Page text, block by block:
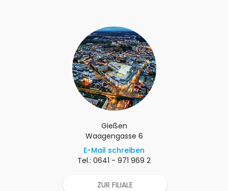
Gießen
Waagengasse 6
E-Mail schreiben
Tel.: 0641 - 971 969 2
ZUR FILIALE